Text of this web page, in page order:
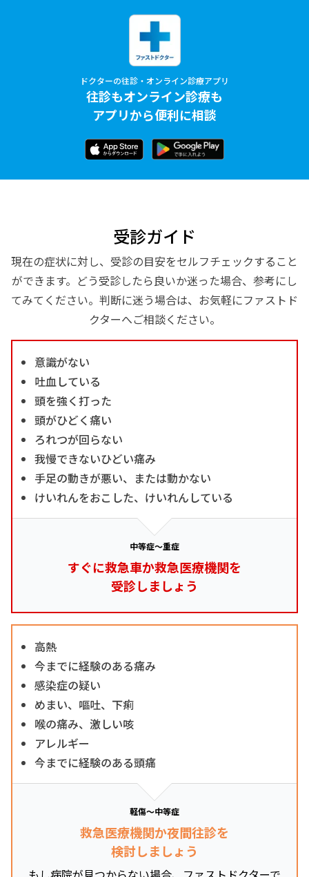
ドクターの往診・オンライン診療アプリ
往診もオンライン診療も
アプリから便利に相談
受診ガイド
現在の症状に対し、受診の目安をセルフチェックすること
ができます。どう受診したら良いか迷った場合、参考にし
てみてください。判断に迷う場合は、お気軽にファストド
クターへご相談ください。
意識がない
吐血している
頭を強く打った
頭がひどく痛い
ろれつが回らない
我慢できないひどい痛み
手足の動きが悪い、または動かない
けいれんをおこした、けいれんしている
中等症～重症
すぐに救急車か救急医療機関を
受診しましょう
高熱
今までに経験のある痛み
感染症の疑い
めまい、嘔吐、下痢
喉の痛み、激しい咳
アレルギー
今までに経験のある頭痛
軽傷～中等症
救急医療機関か夜間往診を
検討しましょう